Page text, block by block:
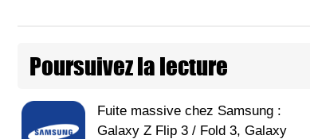
Poursuivez la lecture
Fuite massive chez Samsung :
Galaxy Z Flip 3 / Fold 3, Galaxy